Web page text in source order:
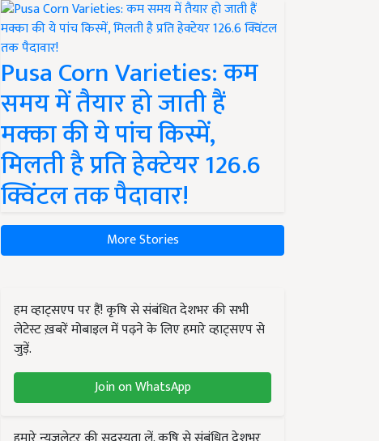
Pusa Corn Varieties: कम
समय में तैयार हो जाती हैं
मक्का की ये पांच किस्में,
मिलती है प्रति हेक्टेयर 126.6
क्विंटल तक पैदावार!
More Stories
हम व्हाट्सएप पर हैं! कृषि से संबंधित देशभर की सभी
लेटेस्ट ख़बरें मोबाइल में पढ़ने के लिए हमारे व्हाट्सएप से
जुड़ें.
Join on WhatsApp